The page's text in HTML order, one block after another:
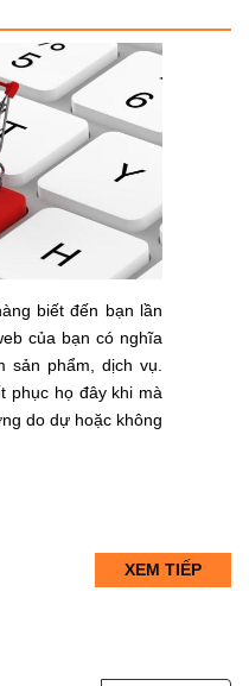
biết đến bạn lần
của bạn có nghĩa
sản phẩm, dịch vụ.
phục họ đây khi mà
do dự hoặc không
XEM TIẾP